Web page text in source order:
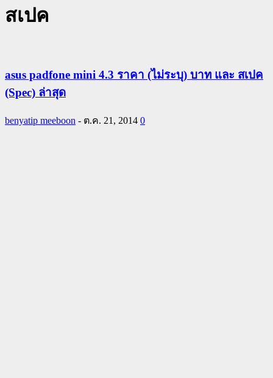
สเปค
asus padfone mini 4.3 ราคา (ไม่ระบุ) บาท และ สเปค
(Spec) ล่าสุด
benyatip meeboon - ต.ค. 21, 2014 0